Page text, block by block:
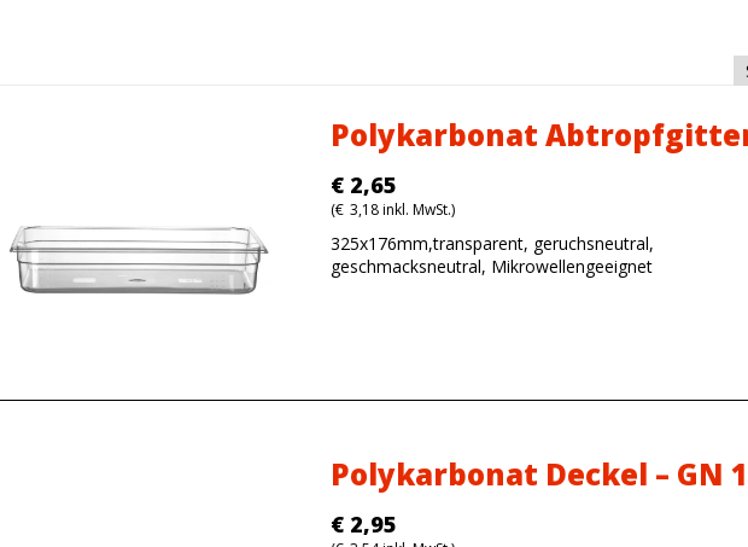
Polykarbonat Abtropfgitter
€ 2,65
(€ 3,18inkl. MwSt.)
325x176mm,transparent, geruchsneutral,
geschmacksneutral, Mikrowellengeeignet
Polykarbonat Deckel – GN
€ 2,95